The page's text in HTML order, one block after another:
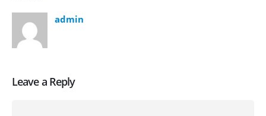
admin
Leave a Reply